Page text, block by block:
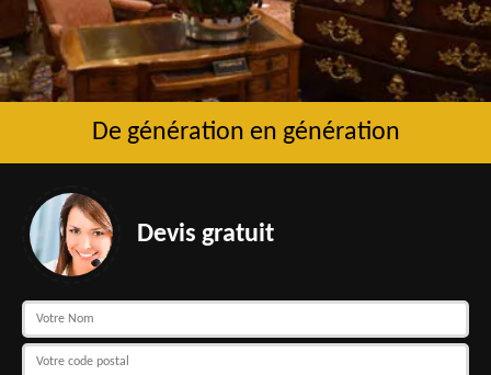
De génération en génération
Devis gratuit